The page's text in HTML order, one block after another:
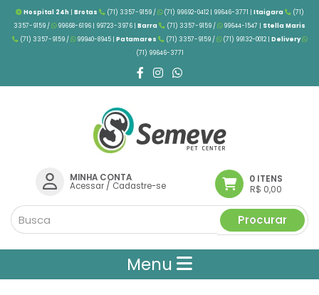
Hospital 24h| Brotas (71) 3357-9159 / (71) 99692-0412 | 99646-3771 | Itaigara
(71)
3357-9159 /
99668-6196 | 99723-3976 | Barra (71) 3357-9159 / 99644-1547 | Stella Maris
(71) 3357-9159 /
99940-8945 | Patamares (71) 3357-9159 / (71) 99132-0012 | Delivery
(71) 99646-3771
MINHA CONTA
Acessar/ Cadastre-se
0 ITENS
R$ 0,00
Procurar
Menu